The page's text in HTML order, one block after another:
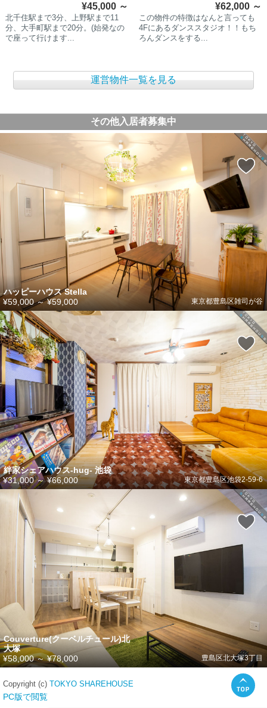
¥45,000 ～
北千住駅まで3分、上野駅まで11
分、大手町駅まで20分。(始発なの
で座って行けます...
¥62,000 ～
この物件の特徴はなんと言っても
4Fにあるダンススタジオ！！もち
ろんダンスをする...
運営物件一覧を見る
その他入居者募集中
ハッピーハウス Stella
東京都豊島区雑司が谷
¥59,000～¥59,000
絆家シェアハウス-hug- 池袋
東京都豊島区池袋2-59-6
¥31,000～¥66,000
Couverture(クーベルチュール)北
大塚
豊島区北大塚3丁目
¥58,000～¥78,000
Copyright (c) TOKYO SHAREHOUSE
PC版で閲覧